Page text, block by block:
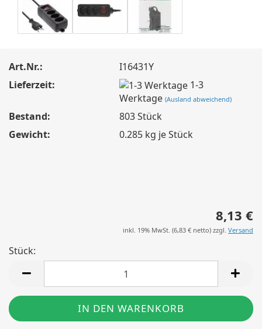
Art.Nr.:
I16431Y
Lieferzeit:
1-3
Werktage(Ausland abweichend)
Bestand: 803Stück
Gewicht:
0.285 kg je Stück
8,13 €
inkl. 19% MwSt. (6,83 € netto) zzgl. Versand
Stück: